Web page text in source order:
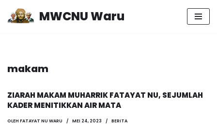
Lompat
MWCNU Waru
makam
ZIARAH MAKAM MUHARRIK FATAYAT NU, SEJUMLAH
KADER MENITIKKAN AIR MATA
OLEH FATAYAT NU WARU MEI 24, 2023 BERITA